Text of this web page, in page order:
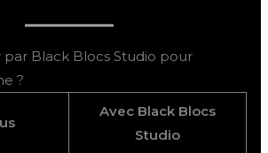
par Black Blocs Studio pour
?
Avec Black Blocs
Studio